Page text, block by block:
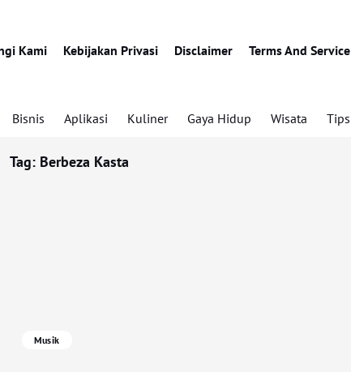
Kami Kebijakan Privasi Disclaimer Terms And Service
Bisnis Aplikasi Kuliner Gaya Hidup Wisata Tips
Tag: Berbeza Kasta
Musik